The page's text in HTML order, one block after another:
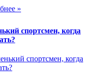
»
спортсмен, когда